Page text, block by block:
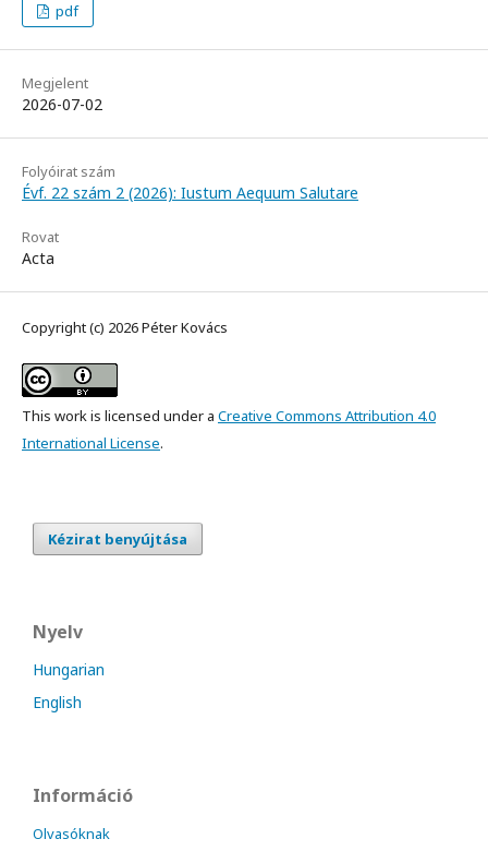
pdf
Megjelent
2026-07-02
Folyóirat szám
Évf. 22 szám 2 (2026): Iustum Aequum Salutare
Rovat
Acta
Copyright (c) 2026 Péter Kovács
This work is licensed under a Creative Commons Attribution 4.0
International License.
Kézirat benyújtása
Nyelv
Hungarian
English
Információ
Olvasóknak